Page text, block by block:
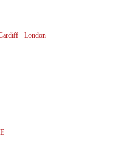
- London